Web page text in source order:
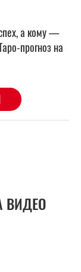
ВИДЕО